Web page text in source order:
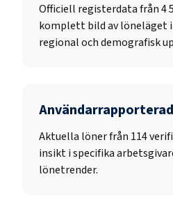
Officiell registerdata från4
komplett bild av löneläget i
regional och demografisk
Aktuella löner från 114
insikt i specifika
lönetrender.